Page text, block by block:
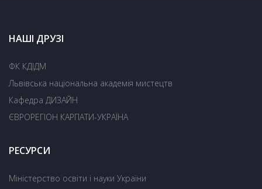
НАШІ ДРУЗІ
ФК КДІДМ
Львівська національна академія мистецтв
Кафедра ДИЗАЙН
ЄВРОРЕГІОН КАРПАТИ-УКРАЇНА
РЕСУРСИ
Міністерство освіти і науки України